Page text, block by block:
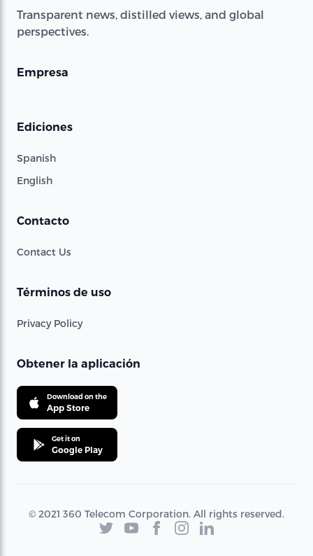
Transparent news, distilled views, and global
perspectives.
Empresa
Ediciones
Spanish
English
Contacto
Contact Us
Términos de uso
Privacy Policy
Obtener la aplicación
Download on the
App Store
Get it on
Google Play
© 2021 360 Telecom Corporation. All rights reserved.